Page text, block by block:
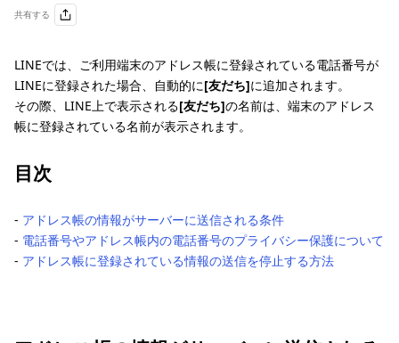
共有する
LINEでは、ご利用端末のアドレス帳に登録されている電話番号が
LINEに登録された場合、自動的に[友だち]に追加されます。
その際、LINE上で表示される[友だち]の名前は、端末のアドレス
帳に登録されている名前が表示されます。
目次
‐ アドレス帳の情報がサーバーに送信される条件
‐ 電話番号やアドレス帳内の電話番号のプライバシー保護について
‐ アドレス帳に登録されている情報の送信を停止する方法